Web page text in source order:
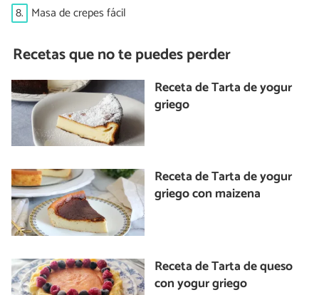
8. Masa de crepes fácil
Recetas que no te puedes perder
Receta de Tarta de yogur
griego
Receta de Tarta de yogur
griego con maizena
Receta de Tarta de queso
con yogur griego